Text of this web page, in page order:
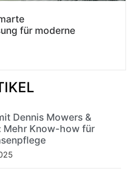
für moderne
Dennis Mowers &
Mehr Know-how für